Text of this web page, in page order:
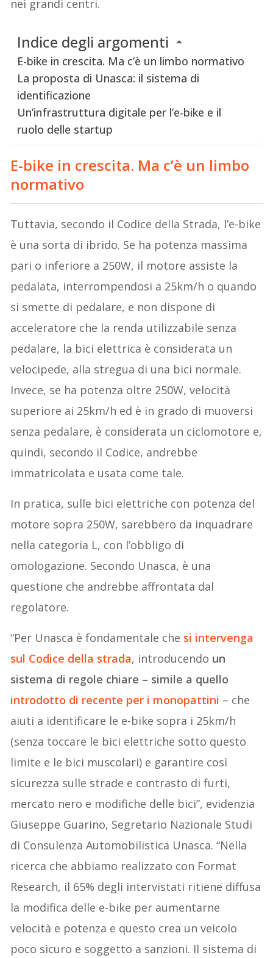
nei grandi centri.
Indice degli argomenti
E-bike in crescita. Ma c’è un limbo normativo
La proposta di Unasca: il sistema di
identificazione
Un’infrastruttura digitale per l’e-bike e il
ruolo delle startup
E-bike in crescita. Ma c’è un limbo
normativo
Tuttavia, secondo il Codice della Strada, l’e-bike
è una sorta di ibrido. Se ha potenza massima
pari o inferiore a 250W, il motore assiste la
pedalata, interrompendosi a 25km/h o quando
si smette di pedalare, e non dispone di
acceleratore che la renda utilizzabile senza
pedalare, la bici elettrica è considerata un
velocipede, alla stregua di una bici normale.
Invece, se ha potenza oltre 250W, velocità
superiore ai 25km/h ed è in grado di muoversi
senza pedalare, è considerata un ciclomotore e,
quindi, secondo il Codice, andrebbe
immatricolata e usata come tale.
In pratica, sulle bici elettriche con potenza del
motore sopra 250W, sarebbero da inquadrare
nella categoria L, con l’obbligo di
omologazione. Secondo Unasca, è una
questione che andrebbe affrontata dal
regolatore.
“Per Unasca è fondamentale che si intervenga
sul Codice della strada, introducendo un
sistema di regole chiare – simile a quello
introdotto di recente per i monopattini – che
aiuti a identificare le e-bike sopra i 25km/h
(senza toccare le bici elettriche sotto questo
limite e le bici muscolari) e garantire così
sicurezza sulle strade e contrasto di furti,
mercato nero e modifiche delle bici”, evidenzia
Giuseppe Guarino, Segretario Nazionale Studi
di Consulenza Automobilistica Unasca. “Nella
ricerca che abbiamo realizzato con Format
Research, il 65% degli intervistati ritiene diffusa
la modifica delle e-bike per aumentarne
velocità e potenza e questo crea un veicolo
poco sicuro e soggetto a sanzioni. Il sistema di